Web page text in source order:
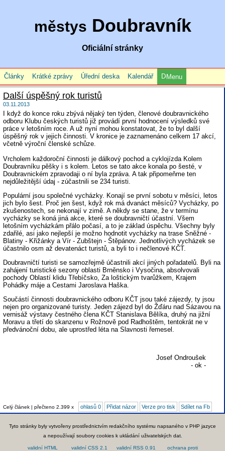
městys Doubravník
Oficiální stránky
Články Krátké zprávy Úřední deska Kalendář Menu
Další úspěšný rok turistů
03.11.2013
I když do konce roku zbývá nějaký ten týden, členové doubravnického
odboru Klubu českých turistů již provádí první hodnocení výsledků své
práce v letošním roce. A už nyní mohou konstatovat, že to byl další
úspěšný rok v jejich činnosti. V kronice je zaznamenáno celkem 17 akcí,
včetně výroční členské schůze.
Vrcholem každoroční činnosti je dálkový pochod a cyklojízda Kolem
Doubravníku pěšky i s kolem. Letos se tato akce konala po šesté, v
Doubravnickém zpravodaji o ní byla zpráva. A tak připomeňme ten
nejdůležitější údaj - zúčastnili se 234 turisti.
Populární jsou společné vycházky. Konají se první sobotu v měsíci, letos
jich bylo šest. Proč jen šest, když rok má dvanáct měsíců? Vycházky, po
zkušenostech, se nekonají v zimě. A někdy se stane, že v termínu
vycházky se koná jiná akce, které se doubravničtí účastní. Všem
letošním vycházkám přálo počasí, a to je základ úspěchu. Všechny byly
zdařilé, asi jako nejlepší je možno hodnotit vycházky na trase Sněžné -
Blatiny - Křižánky a Vír - Zubštejn - Štěpánov. Jednotlivých vycházek se
účastnilo osm až devatenáct turistů, a byli to i nečlenové KČT.
Doubravničtí turisti se samozřejmě účastnili akcí jiných pořadatelů. Byli na
zahájení turistické sezony oblasti Brněnsko i Vysočina, absolvovali
pochody Oblastí klidu Třebíčsko, Za loštickým tvarůžkem, Krajem
Pohádky máje a Cestami Jaroslava Haška.
Součástí činnosti doubravnického odboru KČT jsou také zájezdy, ty jsou
nejen pro organizované turisty. Jeden zájezd byl do Žďáru nad Sázavou na
vernisáž výstavy čestného člena KČT Stanislava Bělíka, druhý na jižní
Moravu a třetí do skanzenu v Rožnově pod Radhoštěm, tentokrát ne v
předvánoční dobu, ale uprostřed léta na Slavnosti řemesel.
Josef Ondroušek
- ok -
Celý článek | přečteno 2.399 x ohlasů 0 Přidat názor Verze pro tisk Sdílet na Fb
Tyto stránky byly vytvořeny prostřednictvím redakčního systému napsaného v PHP jazyce
a nepoužívají soubory cookies k ukládání uživatelských dat.